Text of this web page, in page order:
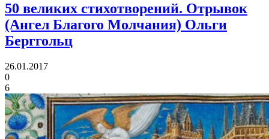
50 великих стихотворений. Отрывок
(Ангел Благого Молчания) Ольги
Берггольц
26.01.2017
0
6